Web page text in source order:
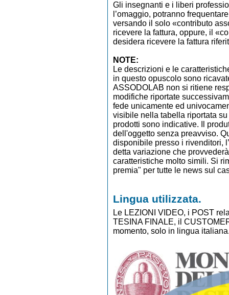
Gli insegnanti e i liberi
l’omaggio, potranno
versando il solo «contributo
ricevere la fattura, oppure, il
desidera ricevere la fattura
NOTE:
Le descrizioni e le
in questo opuscolo sono
ASSODOLAB non si ritiene
modifiche riportate
fede unicamente ed
visibile nella tabella riportata
prodotti sono indicative. Il
dell'oggetto senza preavviso.
disponibile presso i rivenditori,
detta variazione che
caratteristiche molto simili. Si
premia" per tutte le news sul
Lingua utilizzata.
Le LEZIONI VIDEO, i POST
TESINA FINALE, il
momento, solo in lingua